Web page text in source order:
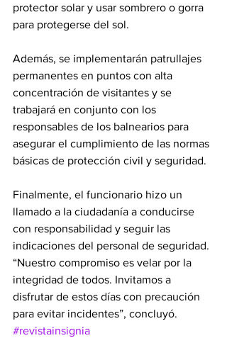
protector solar y usar sombrero o gorra
para protegerse del sol.
Además, se implementarán patrullajes
permanentes en puntos con alta
concentración de visitantes y se
trabajará en conjunto con los
responsables de los balnearios para
asegurar el cumplimiento de las normas
básicas de protección civil y seguridad.
Finalmente, el funcionario hizo un
llamado a la ciudadanía a conducirse
con responsabilidad y seguir las
indicaciones del personal de seguridad.
“Nuestro compromiso es velar por la
integridad de todos. Invitamos a
disfrutar de estos días con precaución
para evitar incidentes”, concluyó.
#revistainsignia